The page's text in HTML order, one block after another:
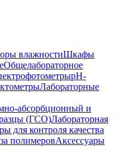
влажностиШкафы
Общелабораторное
pH-
Лабораторные
абсорбционный и
(ГСО)Лабораторная
для контроля качества
полимеровАксессуары